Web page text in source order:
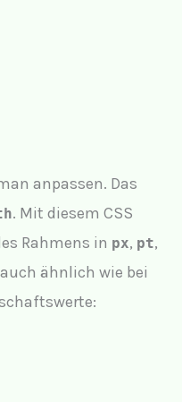
anpassen. Das
. Mit diesem CSS
Rahmens in px, pt,
ähnlich wie bei